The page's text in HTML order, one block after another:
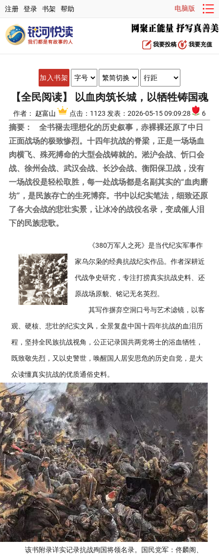
注册 登录 书架 帮助 电脑版
我要投稿 我要充值
加入书架
【全民阅读】 以血肉筑长城，以牺牲铸国魂
作者： 赵富山 点击：1123 发表：2026-05-15 09:09:28 6
摘要：
全书褪去理想化的历史叙事，赤裸裸还原了中日
正面战场的极致惨烈。十四年抗战的脊梁，正是一场场血
肉横飞、殊死搏命的大型会战铸就的。淞沪会战、忻口会
战、徐州会战、武汉会战、长沙会战、衡阳保卫战，没有
一场战役是轻松取胜，每一处战场都是名副其实的“血肉磨
坊”，是民族存亡的生死博弈。书中以纪实笔法，细致还原
了各大会战的悲壮实景，让冰冷的战役名录，变成催人泪
下的民族悲歌。
《380万军人之死》是当代纪实军事作
家乌尔枭的经典抗战纪实作品。作者深耕近
代战争史研究，专注打捞真实抗战史料、还
原战场原貌、铭记无名英烈。
其写作摒弃空洞口号与艺术滤镜，以客
观、硬核、悲壮的纪实文风，全景复盘中国十四年抗战的血泪历
程，坚持全民族抗战视角，公正记录国共两党将士的浴血牺牲，
既致敬先烈，又以史警世，唤醒国人居安思危的历史自觉，是大
众读懂真实抗战的优质通俗史料。
该书附录详实记录抗战殉国将领名录。国民党军：佟麟阁、